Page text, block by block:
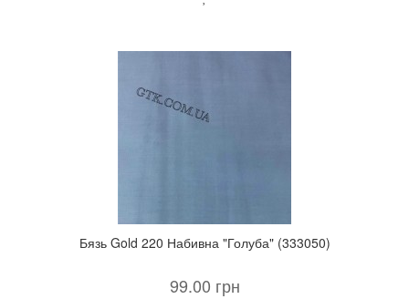
Бязь Gold 220 Набивна "Голуба" (333050)
99.00 грн